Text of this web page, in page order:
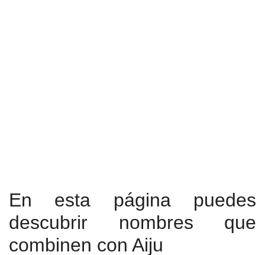
En esta página puedes
descubrir nombres que
combinen con Aiju